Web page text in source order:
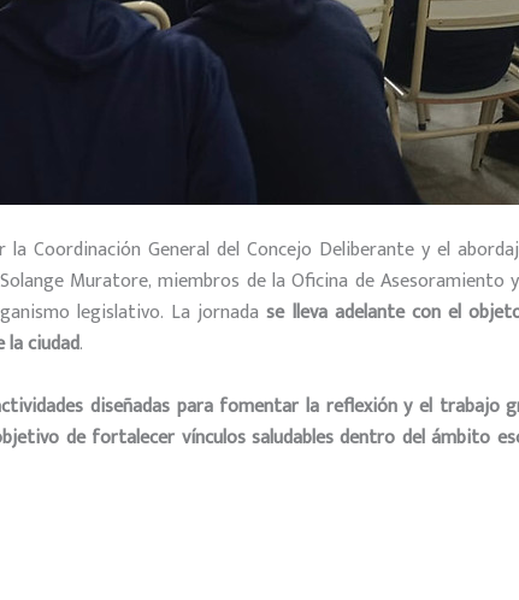
Coordinación General del Concejo Deliberante y el
Muratore, miembros de la Oficina de
legislativo. La jornadase lleva adelante con el
ciudad.
diseñadas para fomentar la reflexión y el trabajo
de fortalecer vínculos saludables dentro del ámbito